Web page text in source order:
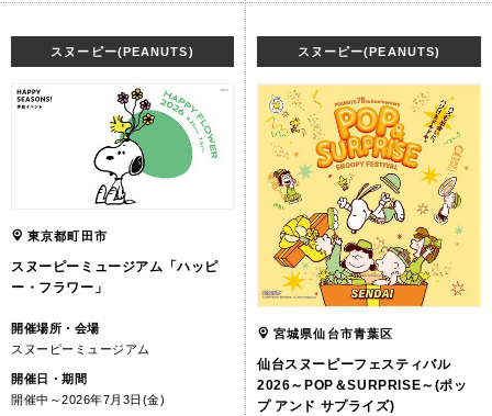
スヌーピー(PEANUTS)
東京都町田市
スヌーピーミュージアム「ハッピ
ー・フラワー」
開催場所・会場
スヌーピーミュージアム
開催日・期間
開催中～2026年7月3日(金)
スヌーピー(PEANUTS)
宮城県仙台市青葉区
仙台スヌーピーフェスティバル
2026～POP＆SURPRISE～(ポッ
プ アンド サプライズ)